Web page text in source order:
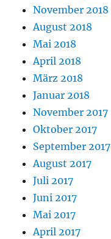
November 2018
August 2018
Mai 2018
April 2018
März 2018
Januar 2018
November 2017
Oktober 2017
September 2017
August 2017
Juli 2017
Juni 2017
Mai 2017
April 2017